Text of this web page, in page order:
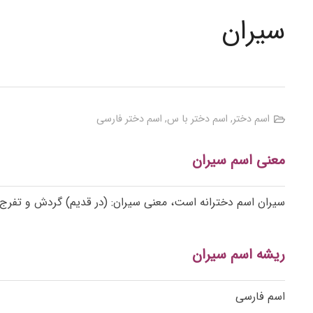
سیران
اسم دختر, اسم دختر با س, اسم دختر فارسی
معنی اسم سیران
سیران اسم دخترانه است، معنی سیران: (در قدیم) گردش و
ریشه اسم سیران
اسم فارسی